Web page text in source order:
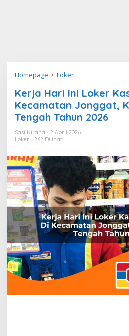
Homepage / LokerKerja
Ini
Loker
Kasir
di
Jonggat,
Kab.
Lombok
Tengah
Tahun
2026
Kerja Hari Ini Loker
Kecamatan Jonggat,
Tengah Tahun 2026
Sasi Kirana
2 April 2026
Loker
262 Dilihat